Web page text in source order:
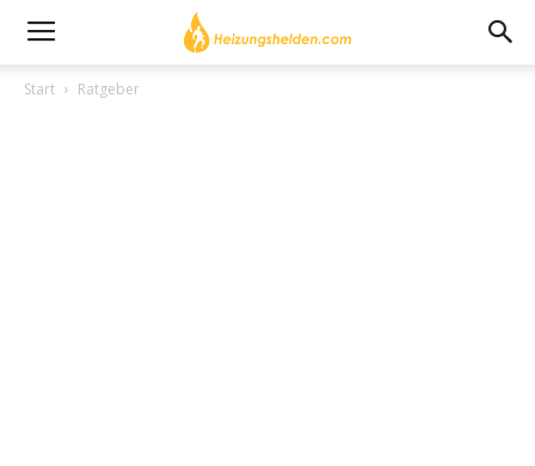
Start Ratgeber